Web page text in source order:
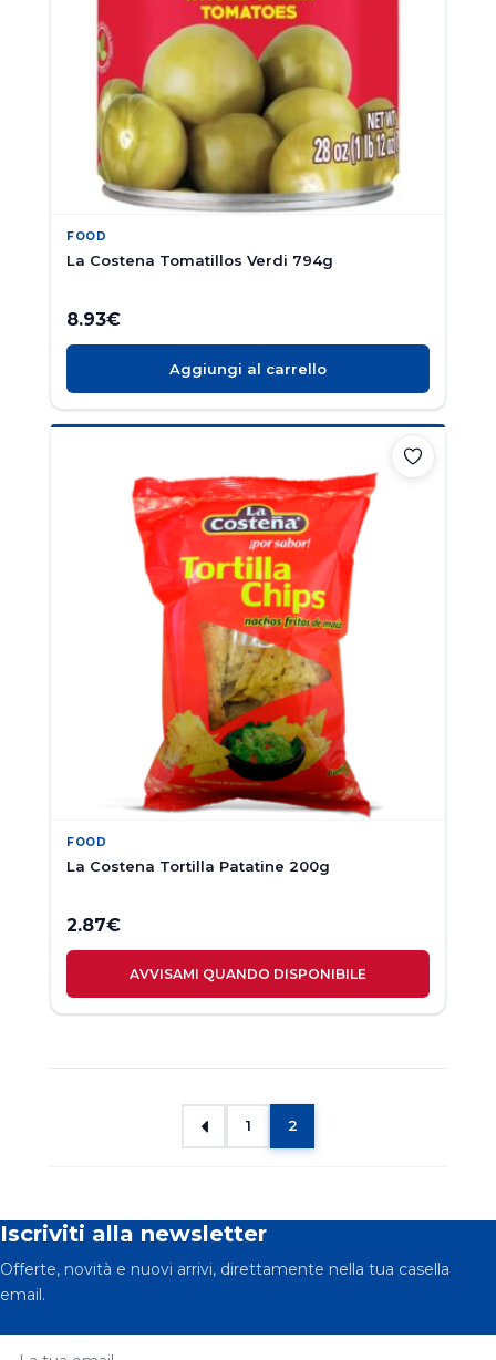
FOOD
La Costena Tomatillos Verdi 794g
8.93€
Aggiungi al carrello
FOOD
La Costena Tortilla Patatine 200g
2.87€
AVVISAMI QUANDO DISPONIBILE
1 2
Iscriviti alla newsletter
Offerte, novità e nuovi arrivi, direttamente nella tua casella
email.